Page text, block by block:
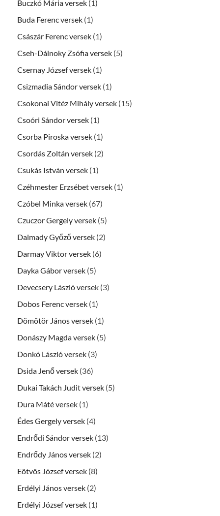
Buczkó Mária versek (1)
Buda Ferenc versek (1)
Császár Ferenc versek (1)
Cseh-Dálnoky Zsófia versek (5)
Csernay József versek (1)
Csizmadia Sándor versek (1)
Csokonai Vitéz Mihály versek (15)
Csoóri Sándor versek (1)
Csorba Piroska versek (1)
Csordás Zoltán versek (2)
Csukás István versek (1)
Czéhmester Erzsébet versek (1)
Czóbel Minka versek (67)
Czuczor Gergely versek (5)
Dalmady Győző versek (2)
Darmay Viktor versek (6)
Dayka Gábor versek (5)
Devecsery László versek (3)
Dobos Ferenc versek (1)
Dömötör János versek (1)
Donászy Magda versek (5)
Donkó László versek (3)
Dsida Jenő versek (36)
Dukai Takách Judit versek (5)
Dura Máté versek (1)
Édes Gergely versek (4)
Endrődi Sándor versek (13)
Endrődy János versek (2)
Eötvös József versek (8)
Erdélyi János versek (2)
Erdélyi József versek (1)